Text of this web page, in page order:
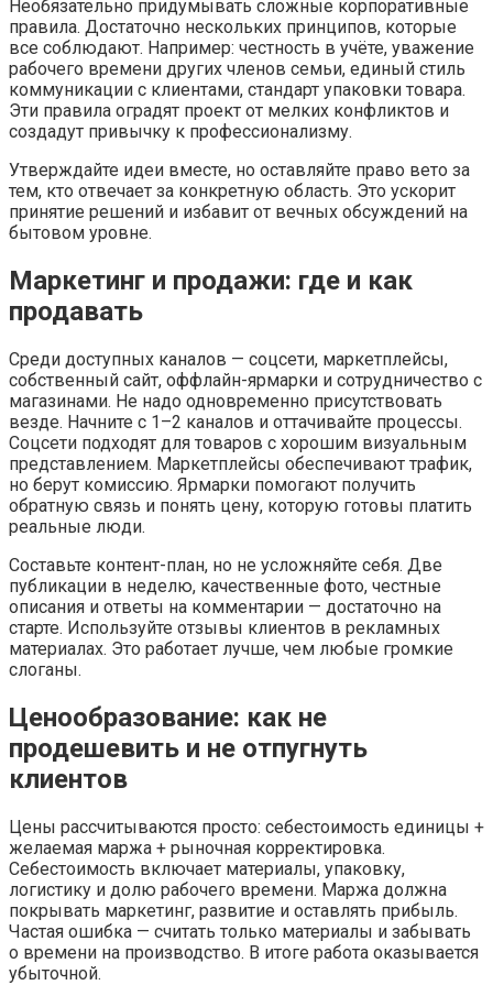
Необязательно придумывать сложные корпоративные
правила. Достаточно нескольких принципов, которые
все соблюдают. Например: честность в учёте, уважение
рабочего времени других членов семьи, единый стиль
коммуникации с клиентами, стандарт упаковки товара.
Эти правила оградят проект от мелких конфликтов и
создадут привычку к профессионализму.
Утверждайте идеи вместе, но оставляйте право вето за
тем, кто отвечает за конкретную область. Это ускорит
принятие решений и избавит от вечных обсуждений на
бытовом уровне.
Маркетинг и продажи: где и как
продавать
Среди доступных каналов — соцсети, маркетплейсы,
собственный сайт, оффлайн-ярмарки и сотрудничество с
магазинами. Не надо одновременно присутствовать
везде. Начните с 1–2 каналов и оттачивайте процессы.
Соцсети подходят для товаров с хорошим визуальным
представлением. Маркетплейсы обеспечивают трафик,
но берут комиссию. Ярмарки помогают получить
обратную связь и понять цену, которую готовы платить
реальные люди.
Составьте контент-план, но не усложняйте себя. Две
публикации в неделю, качественные фото, честные
описания и ответы на комментарии — достаточно на
старте. Используйте отзывы клиентов в рекламных
материалах. Это работает лучше, чем любые громкие
слоганы.
Ценообразование: как не
продешевить и не отпугнуть
клиентов
Цены рассчитываются просто: себестоимость единицы +
желаемая маржа + рыночная корректировка.
Себестоимость включает материалы, упаковку,
логистику и долю рабочего времени. Маржа должна
покрывать маркетинг, развитие и оставлять прибыль.
Частая ошибка — считать только материалы и забывать
о времени на производство. В итоге работа оказывается
убыточной.